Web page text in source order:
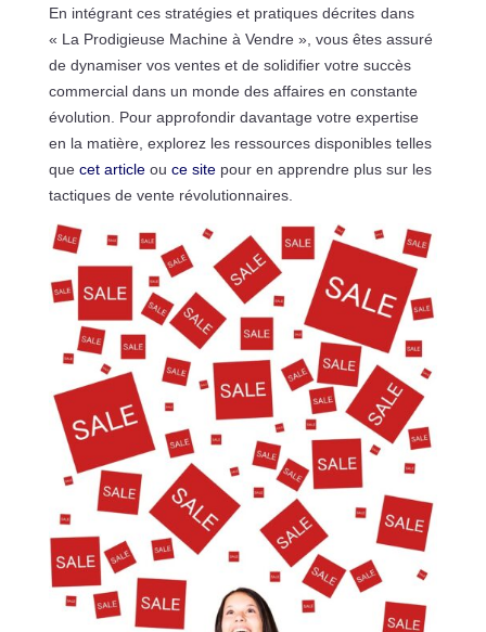
En intégrant ces stratégies et pratiques décrites dans
« La Prodigieuse Machine à Vendre », vous êtes assuré
de dynamiser vos ventes et de solidifier votre succès
commercial dans un monde des affaires en constante
évolution. Pour approfondir davantage votre expertise
en la matière, explorez les ressources disponibles telles
que cet articleou ce sitepour en apprendre plus sur les
tactiques de vente révolutionnaires.